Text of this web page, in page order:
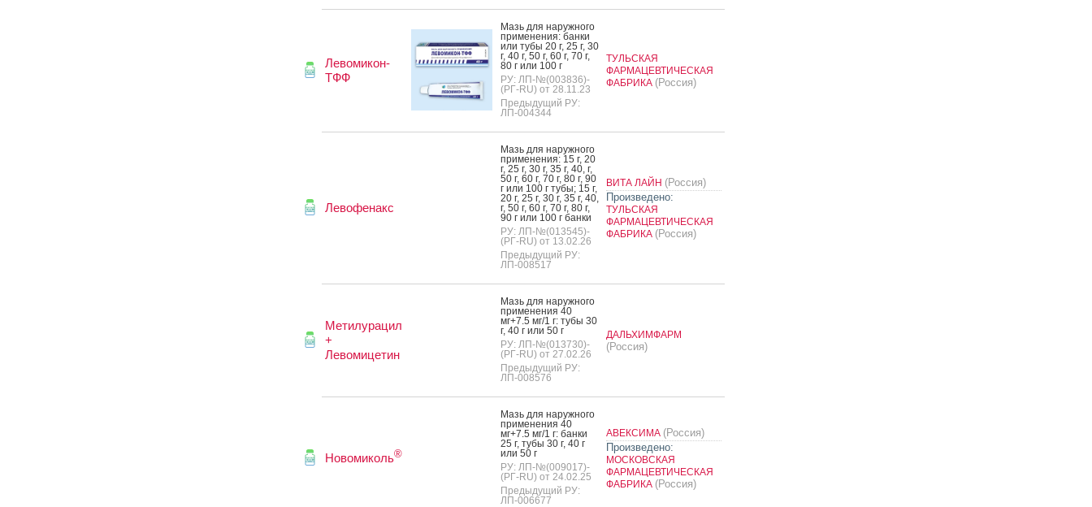
Левомикон-
ТФФ
Мазь для на­руж­но­го
при­мене­ния: бан­ки
или ту­бы 20 г, 25 г, 30
г, 40 г, 50 г, 60 г, 70 г,
80 г или 100 г
РУ: ЛП-№(003836)-
(РГ-RU) от 28.11.23
Предыдущий РУ:
ЛП-004344
ТУЛЬСКАЯ
ФАРМАЦЕВТИЧЕСКАЯ
ФАБРИКА (Россия)
Левофенакс
Мазь для на­руж­но­го
при­мене­ния: 15 г, 20
г, 25 г, 30 г, 35 г, 40, г,
50 г, 60 г, 70 г, 80 г, 90
г или 100 г ту­бы; 15 г,
20 г, 25 г, 30 г, 35 г, 40,
г, 50 г, 60 г, 70 г, 80 г,
90 г или 100 г бан­ки
РУ: ЛП-№(013545)-
(РГ-RU) от 13.02.26
Предыдущий РУ:
ЛП-008517
ВИТА ЛАЙН (Россия)
Произведено:
ТУЛЬСКАЯ
ФАРМАЦЕВТИЧЕСКАЯ
ФАБРИКА (Россия)
Метилурацил
+
Левомицетин
Мазь для на­руж­но­го
при­мене­ния 40
мг+7.5 мг/1 г: ту­бы 30
г, 40 г или 50 г
РУ: ЛП-№(013730)-
(РГ-RU) от 27.02.26
Предыдущий РУ:
ЛП-008576
ДАЛЬХИМФАРМ
(Россия)
Новомиколь®
Мазь для на­руж­но­го
при­мене­ния 40
мг+7.5 мг/1 г: бан­ки
25 г, ту­бы 30 г, 40 г
или 50 г
РУ: ЛП-№(009017)-
(РГ-RU) от 24.02.25
Предыдущий РУ:
ЛП-006677
АВЕКСИМА (Россия)
Произведено:
МОСКОВСКАЯ
ФАРМАЦЕВТИЧЕСКАЯ
ФАБРИКА (Россия)